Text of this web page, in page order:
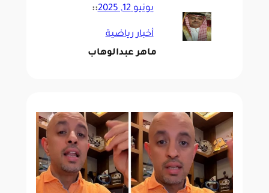
يونيو 12, 2025 ::
أخبار رياضية
ماهر عبدالوهاب